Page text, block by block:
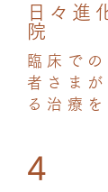
日々進
院
臨床で
者さま
る治療
4​